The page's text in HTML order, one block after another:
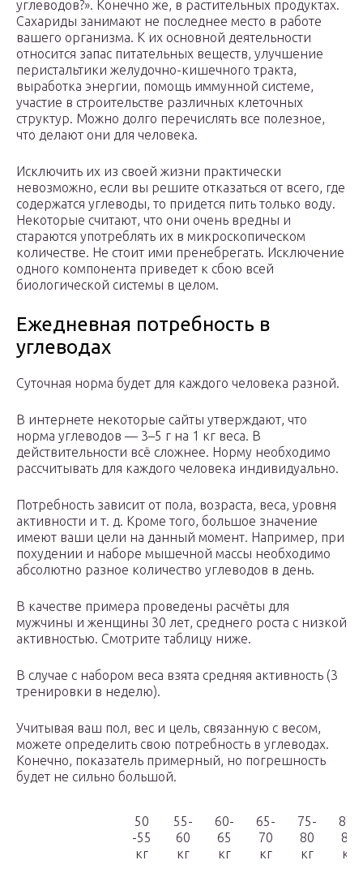
углеводов?». Конечно же, в растительных продуктах.
Сахариды занимают не последнее место в работе
вашего организма. К их основной деятельности
относится запас питательных веществ, улучшение
перистальтики желудочно-кишечного тракта,
выработка энергии, помощь иммунной системе,
участие в строительстве различных клеточных
структур. Можно долго перечислять все полезное,
что делают они для человека.
Исключить их из своей жизни практически
невозможно, если вы решите отказаться от всего, где
содержатся углеводы, то придется пить только воду.
Некоторые считают, что они очень вредны и
стараются употреблять их в микроскопическом
количестве. Не стоит ими пренебрегать. Исключение
одного компонента приведет к сбою всей
биологической системы в целом.
Ежедневная потребность в
углеводах
Суточная норма будет для каждого человека разной.
В интернете некоторые сайты утверждают, что
норма углеводов — 3–5 г на 1 кг веса. В
действительности всё сложнее. Норму необходимо
рассчитывать для каждого человека индивидуально.
Потребность зависит от пола, возраста, веса, уровня
активности и т. д. Кроме того, большое значение
имеют ваши цели на данный момент. Например, при
похудении и наборе мышечной массы необходимо
абсолютно разное количество углеводов в день.
В качестве примера проведены расчёты для
мужчины и женщины 30 лет, среднего роста с низкой
активностью. Смотрите таблицу ниже.
В случае с набором веса взята средняя активность (3
тренировки в неделю).
Учитывая ваш пол, вес и цель, связанную с весом,
можете определить свою потребность в углеводах.
Конечно, показатель примерный, но погрешность
будет не сильно большой.
50
-55
кг
55-
60
кг
60-
65
кг
65-
70
кг
75-
80
кг
80-
85
кг